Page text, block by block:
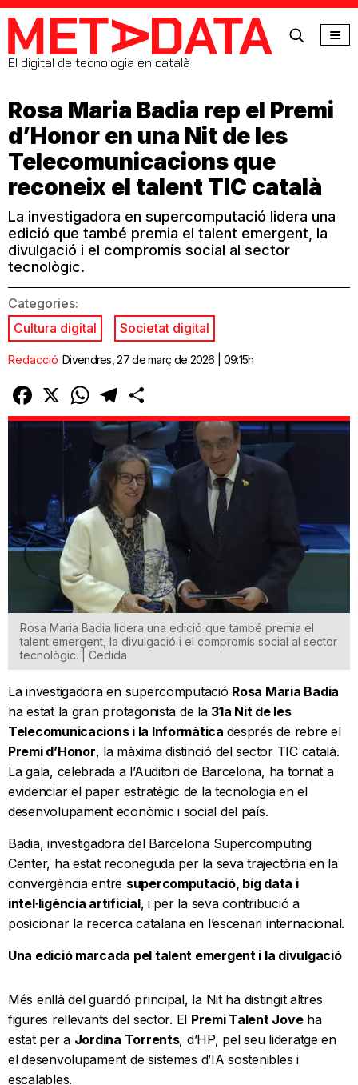
MetaData
El digital de tecnologia en català
Rosa Maria Badia rep el Premi
d’Honor en una Nit de les
Telecomunicacions que
reconeix el talent TIC català
La investigadora en supercomputació lidera una
edició que també premia el talent emergent, la
divulgació i el compromís social al sector
tecnològic.
Categories:
Cultura digital
Societat digital
Redacció Divendres, 27 de març de 2026 | 09:15h
Facebook
X WhatsAppTelegram
Rosa Maria Badia lidera una edició que també premia el
talent emergent, la divulgació i el compromís social al sector
tecnològic. | Cedida
La investigadora en supercomputació Rosa Maria Badia
ha estat la gran protagonista de la 31a Nit de les
Telecomunicacions i la Informàtica després de rebre el
Premi d’Honor, la màxima distinció del sector TIC català.
La gala, celebrada a l’Auditori de Barcelona, ha tornat a
evidenciar el paper estratègic de la tecnologia en el
desenvolupament econòmic i social del país.
Badia, investigadora del Barcelona Supercomputing
Center, ha estat reconeguda per la seva trajectòria en la
convergència entre supercomputació, big data i
intel·ligència artificial, i per la seva contribució a
posicionar la recerca catalana en l’escenari internacional.
Una edició marcada pel talent emergent i la divulgació
Més enllà del guardó principal, la Nit ha distingit altres
figures rellevants del sector. El Premi Talent Joveha
estat per a Jordina Torrents, d’HP, pel seu lideratge en
el desenvolupament de sistemes d’IA sostenibles i
escalables.